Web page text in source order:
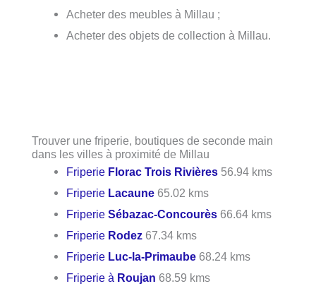
Acheter des meubles à Millau ;
Acheter des objets de collection à Millau.
Trouver une friperie, boutiques de seconde main
dans les villes à proximité de Millau
Friperie Florac Trois Rivières 56.94 kms
Friperie Lacaune 65.02 kms
FriperieSébazac-Concourès 66.64 kms
Friperie Rodez 67.34 kms
Friperie Luc-la-Primaube 68.24 kms
Friperie à Roujan 68.59 kms